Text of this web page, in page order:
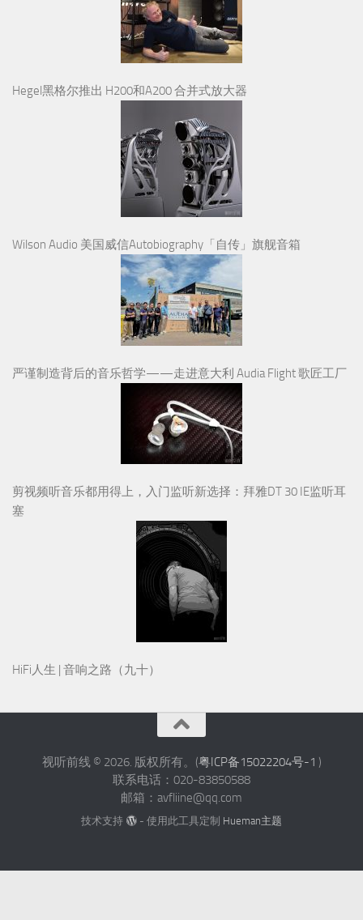
Hegel黑格尔推出 H200和A200 合并式放大器
Wilson Audio 美国威信Autobiography「自传」旗舰音箱
严谨制造背后的音乐哲学——走进意大利 Audia Flight 歌匠工厂
剪视频听音乐都用得上，入门监听新选择：拜雅DT 30 IE监听耳
塞
HiFi人生 | 音响之路（九十）
视听前线 © 2026. 版权所有。(粤ICP备15022204号-1 )
联系电话：020-83850588
邮箱：avfliine@qq.com
技术支持 - 使用此工具定制 Hueman主题